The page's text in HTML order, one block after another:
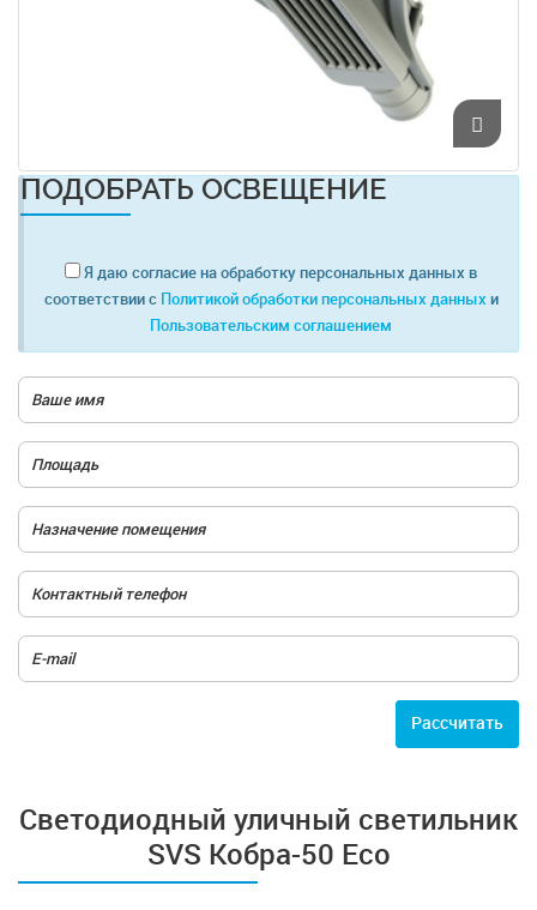
ПОДОБРАТЬ ОСВЕЩЕНИЕ
Я даю согласие на обработку персональных данных в
соответствии с Политикой обработки персональных данных и
Пользовательским соглашением
Расcчитать
Светодиодный уличный светильник
SVS Кобра-50 Eco